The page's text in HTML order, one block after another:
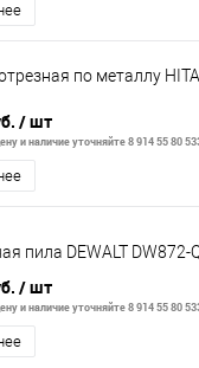
по металлу
/ шт
и наличие уточняйте 8 914 55 80
пила DEWALT DW872-
/ шт
и наличие уточняйте 8 914 55 80